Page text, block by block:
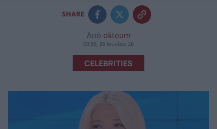
SHARE
Από okteam
09:56, 26 Ιουνίου 26
CELEBRITIES